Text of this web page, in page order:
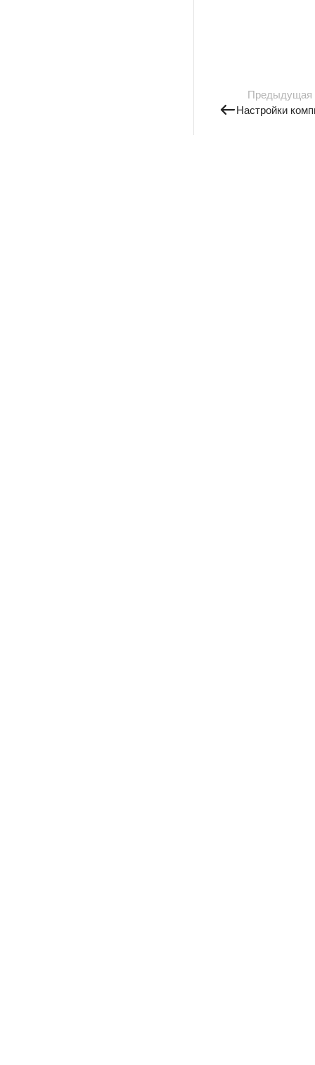
Предыдущая
Настройки